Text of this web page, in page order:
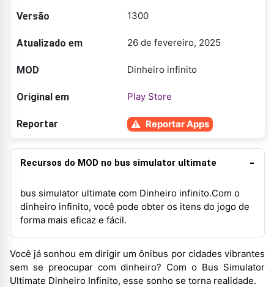
Versão 1300
Atualizado em 26 de fevereiro, 2025
MOD Dinheiro infinito
Original em Play Store
Reportar Reportar Apps
Recursos do MOD no bus simulator ultimate
bus simulator ultimate com Dinheiro infinito.Com o
dinheiro infinito, você pode obter os itens do jogo de
forma mais eficaz e fácil.
Você já sonhou em dirigir um ônibus por cidades vibrantes
sem se preocupar com dinheiro? Com o Bus Simulator
Ultimate Dinheiro Infinito, esse sonho se torna realidade.